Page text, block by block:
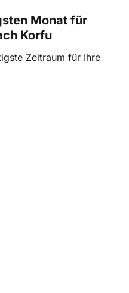
Monat für
Korfu
Zeitraum für Ihre